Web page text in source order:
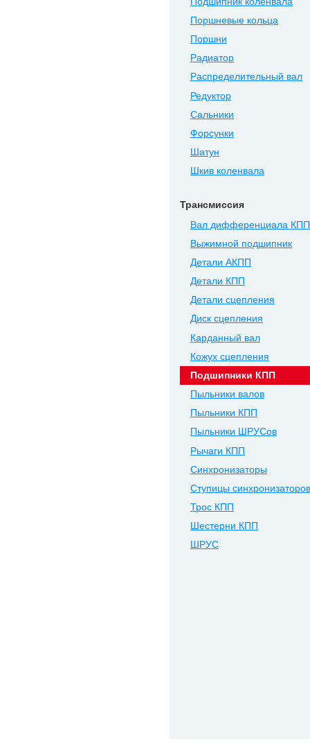
Поршневые кольца
Поршни
Радиатор
Распределительный вал
Редуктор
Сальники
Форсунки
Шатун
Шкив коленвала
Трансмиссия
Вал дифференциала КПП
Выжимной подшипник
Детали АКПП
Детали КПП
Детали сцепления
Диск сцепления
Карданный вал
Кожух сцепления
Подшипники КПП
Пыльники валов
Пыльники КПП
Пыльники ШРУСов
Рычаги КПП
Синхронизаторы
Ступицы синхронизаторов
Трос КПП
Шестерни КПП
ШРУС